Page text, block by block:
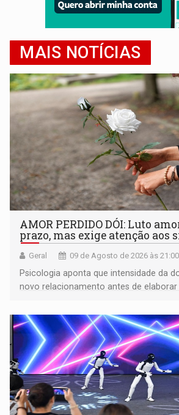
MAIS NOTÍCIAS
AMOR PERDIDO DÓI: Luto
prazo, mas exige atenção aos
Geral 09 de Agosto de 2026 às 21:00
Psicologia aponta que intensidade da
novo relacionamento antes de